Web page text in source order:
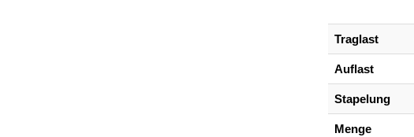
Traglast
Auflast
Stapelung
Menge